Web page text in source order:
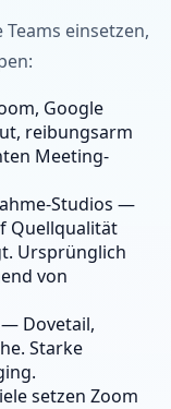
einsetzen,
Google
reibungsarm
Meeting-
Studios —
Quellqualität
Ursprünglich
von
— Dovetail,
Starke
setzen Zoom